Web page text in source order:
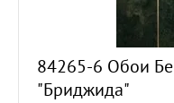
84265-6 Обои
"Бриджида"